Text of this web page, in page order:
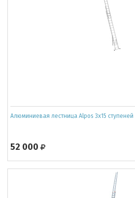
Алюминиевая лестница Alpos 3x15 ступеней
52 000